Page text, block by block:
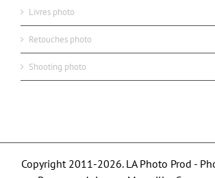
Livres photo
Retouches photo
Shooting photo
Copyright 2011-2026. LA Photo Prod -